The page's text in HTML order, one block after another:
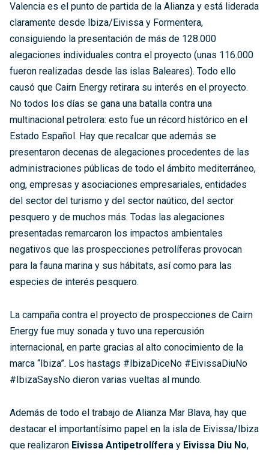
Valencia es el punto de partida de la Alianza y está liderada
claramente desde Ibiza/Eivissa y Formentera,
consiguiendo la presentación de más de 128.000
alegaciones individuales contra el proyecto (unas 116.000
fueron realizadas desde las islas Baleares). Todo ello
causó que Cairn Energy retirara su interés en el proyecto.
No todos los días se gana una batalla contra una
multinacional petrolera: esto fue un récord histórico en el
Estado Español. Hay que recalcar que además se
presentaron decenas de alegaciones procedentes de las
administraciones públicas de todo el ámbito mediterráneo,
ong, empresas y asociaciones empresariales, entidades
del sector del turismo y del sector naútico, del sector
pesquero y de muchos más. Todas las alegaciones
presentadas remarcaron los impactos ambientales
negativos que las prospecciones petrolíferas provocan
para la fauna marina y sus hábitats, así como para las
especies de interés pesquero.
La campaña contra el proyecto de prospecciones de Cairn
Energy fue muy sonada y tuvo una repercusión
internacional, en parte gracias al alto conocimiento de la
marca “Ibiza”. Los hastags #IbizaDiceNo #EivissaDiuNo
#IbizaSaysNo dieron varias vueltas al mundo.
Además de todo el trabajo de Alianza Mar Blava, hay que
destacar el importantísimo papel en la isla de Eivissa/Ibiza
que realizaron Eivissa Antipetrolífera y Eivissa Diu No,